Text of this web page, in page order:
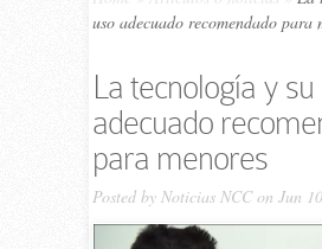
uso adecuado recomendado para
La tecnología y su
adecuado
para menores
Posted by Noticias NCCon Jun